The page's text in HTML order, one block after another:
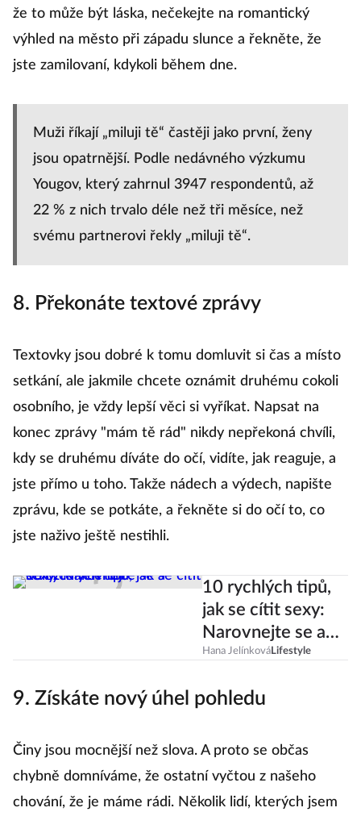
že to může být láska, nečekejte na romantický
výhled na město při západu slunce a řekněte, že
jste zamilovaní, kdykoli během dne.
Muži říkají „miluji tě“ častěji jako první, ženy
jsou opatrnější. Podle nedávného výzkumu
Yougov, který zahrnul 3947 respondentů, až
22 % z nich trvalo déle než tři měsíce, než
svému partnerovi řekly „miluji tě“.
8. Překonáte textové zprávy
Textovky jsou dobré k tomu domluvit si čas a místo
setkání, ale jakmile chcete oznámit druhému cokoli
osobního, je vždy lepší věci si vyříkat. Napsat na
konec zprávy "mám tě rád" nikdy nepřekoná chvíli,
kdy se druhému díváte do očí, vidíte, jak reaguje, a
jste přímo u toho. Takže nádech a výdech, napište
zprávu, kde se potkáte, a řekněte si do očí to, co
jste naživo ještě nestihli.
10 rychlých tipů,
jak se cítit sexy:
Narovnejte se a
odložte telefon
Hana JelínkováLifestyle
9. Získáte nový úhel pohledu
Činy jsou mocnější než slova. A proto se občas
chybně domníváme, že ostatní vyčtou z našeho
chování, že je máme rádi. Několik lidí, kterých jsem